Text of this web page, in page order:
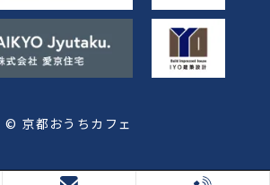
© 京都おうちカフェ